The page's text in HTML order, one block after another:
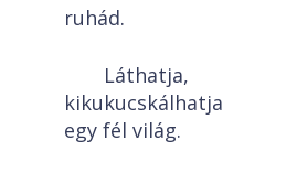
ruhád.
Láthatja,
kikukucskálhatja
egy fél világ.